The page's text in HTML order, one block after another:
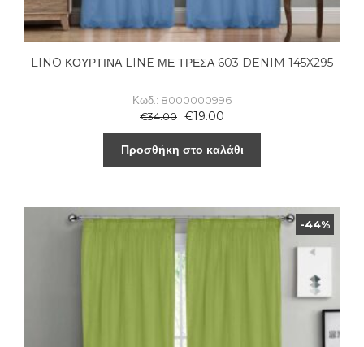
LINO ΚΟΥΡΤΙΝΑ LINE ΜΕ ΤΡΕΣΑ 603 DENIM 145X295
Κωδ.: 8000000996
€34.00 €19.00
Προσθήκη στο καλάθι
-44%